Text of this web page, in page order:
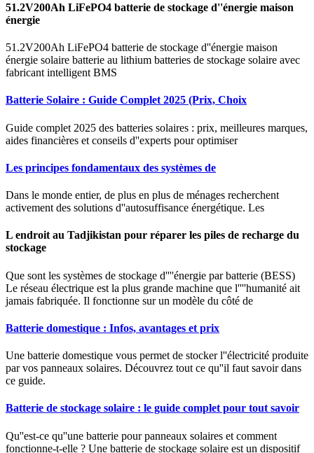
51.2V200Ah LiFePO4 batterie de stockage d''énergie maison
énergie
51.2V200Ah LiFePO4 batterie de stockage d''énergie maison
énergie solaire batterie au lithium batteries de stockage solaire avec
fabricant intelligent BMS
Batterie Solaire : Guide Complet 2025 (Prix, Choix
Guide complet 2025 des batteries solaires : prix, meilleures marques,
aides financières et conseils d''experts pour optimiser
Les principes fondamentaux des systèmes de
Dans le monde entier, de plus en plus de ménages recherchent
activement des solutions d''autosuffisance énergétique. Les
L endroit au Tadjikistan pour réparer les piles de recharge du
stockage
Que sont les systèmes de stockage d''''énergie par batterie (BESS)
Le réseau électrique est la plus grande machine que l''''humanité ait
jamais fabriquée. Il fonctionne sur un modèle du côté de
Batterie domestique : Infos, avantages et prix
Une batterie domestique vous permet de stocker l''électricité produite
par vos panneaux solaires. Découvrez tout ce qu''il faut savoir dans
ce guide.
Batterie de stockage solaire : le guide complet pour tout savoir
Qu''est-ce qu''une batterie pour panneaux solaires et comment
fonctionne-t-elle ? Une batterie de stockage solaire est un dispositif